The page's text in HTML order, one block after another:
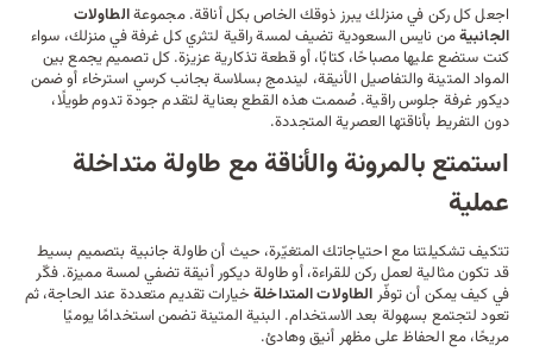
اجعل كل ركن في منزلك يبرز ذوقك الخاص بكل أناقة. مجموعةالطاولات
الجانبيةمن نايس السعودية تضيف لمسة راقية لتثري كل غرفة في منزلك، سواء
كنت ستضع عليها مصباحًا، كتابًا، أو قطعة تذكارية عزيزة. كل تصميم يجمع بين
المواد المتينة والتفاصيل الأنيقة، ليندمج بسلاسة بجانبكرسي استرخاءأو ضمن
ديكورغرفة جلوس راقية. صُممت هذه القطع بعناية لتقدم جودة تدوم طويلًا،
دون التفريط بأناقتها العصرية المتجددة.
استمتع بالمرونة والأناقة مع طاولة متداخلة
عملية
تتكيف تشكيلتنا مع احتياجاتك المتغيّرة، حيث أن طاولة جانبية بتصميم بسيط
قد تكون مثالية لعمل ركن للقراءة، أو طاولة ديكور أنيقة تضفي لمسة مميزة. فكّر
في كيف يمكن أن توفّرالطاولات المتداخلةخيارات تقديم متعددة عند الحاجة، ثم
تعود لتجتمع بسهولة بعد الاستخدام. البنية المتينة تضمن استخدامًا يوميًا
مريحًا، مع الحفاظ على مظهر أنيق وهادئ.